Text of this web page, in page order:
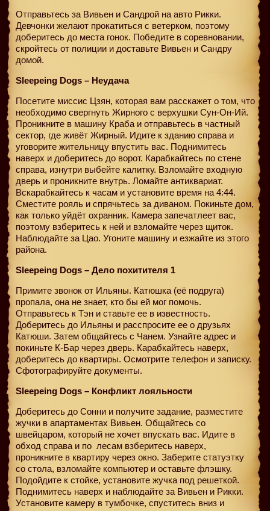
Отправьтесь за Вивьен и Сандрой на авто Рикки.
Девчонки желают прокатиться с ветерком, поэтому
доберитесь до места гонок. Победите в соревновании,
скройтесь от полиции и доставьте Вивьен и Сандру
домой.
Sleepeing Dogs – Неудача
Посетите миссис Цзян, которая вам расскажет о том, что
необходимо свергнуть Жирного с верхушки Cун-Он-Ий.
Проникните в машину Краба и отправьтесь в частный
сектор, где живёт Жирный. Идите к зданию справа и
уговорите жительницу впустить вас. Поднимитесь
наверх и доберитесь до ворот. Карабкайтесь по стене
справа, изнутри выбейте калитку. Взломайте входную
дверь и проникните внутрь. Ломайте антиквариат.
Вскарабкайтесь к часам и установите время на 4:44.
Сместите рояль и спрячьтесь за диваном. Покиньте дом,
как только уйдёт охранник. Камера запечатлеет вас,
поэтому взберитесь к ней и взломайте через щиток.
Наблюдайте за Цао. Угоните машину и езжайте из этого
района.
Sleepeing Dogs – Дело похитителя 1
Примите звонок от Ильяны. Катюшка (её подруга)
пропала, она не знает, кто бы ей мог помочь.
Отправьтесь к Тэн и ставьте ее в известность.
Доберитесь до Ильяны и расспросите ее о друзьях
Катюши. Затем общайтесь с Чанем. Узнайте адрес и
покиньте К-Бар через дверь. Карабкайтесь наверх,
доберитесь до квартиры. Осмотрите телефон и записку.
Сфотографируйте документы.
Sleepeing Dogs – Конфликт лояльности
Доберитесь до Сонни и получите задание, разместите
жучки в апартаментах Вивьен. Общайтесь со
швейцаром, который не хочет впускать вас. Идите в
обход справа и по лесам взберитесь наверх,
проникните в квартиру через окно. Заберите статуэтку
со стола, взломайте компьютер и оставьте флэшку.
Подойдите к стойке, установите жучка под решеткой.
Поднимитесь наверх и наблюдайте за Вивьен и Рикки.
Установите камеру в тумбочке, спуститесь вниз и